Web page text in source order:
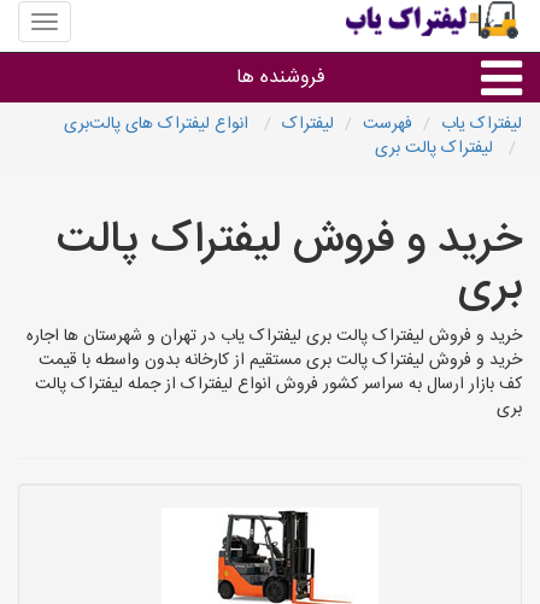
منوی
سایت
یاب
فروشنده ها
استان ها
لیفتراک یاب فهرست لیفتراک
انواع لیفتراک های پالت‌بری
لیفتراک پالت بری
خرید و فروش لیفتراک پالت
بری
خرید و فروش لیفتراک پالت بری لیفتراک یاب در تهران و شهرستان ها اجاره
خرید و فروش لیفتراک پالت بری مستقیم از کارخانه بدون واسطه با قیمت
کف بازار ارسال به سراسر کشور فروش انواع لیفتراک از جمله لیفتراک پالت
بری